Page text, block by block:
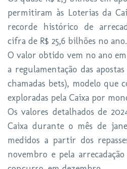
permitiram às Loterias da
recorde histórico de
cifra de R$ 25,6 bilhões no ano.
O valor obtido vem no ano
a regulamentação das
chamadas bets), modelo que
exploradas pela Caixa por
Os valores detalhados de
Caixa durante o mês de
medidos a partir dos
novembro e pela